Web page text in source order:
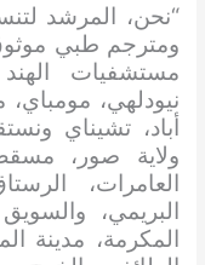
“نحن، المرشد
ومترجم طبي
مستشفيات الهند
نيودلهي، مومباي،
أباد، تشيناي
ولاية صور،
العامرات،
البريمي،
المكرمة، مدينة